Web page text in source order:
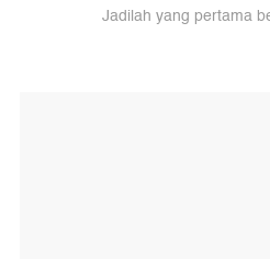
Jadilah yang pertama